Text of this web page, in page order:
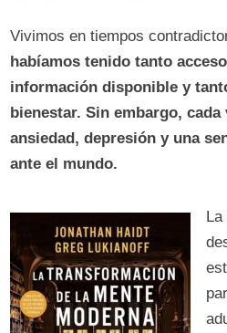
Vivimos en tiempos
habíamos tenido tanto
información disponible y
bienestar. Sin embargo,
ansiedad, depresión y una
ante el mundo.
La